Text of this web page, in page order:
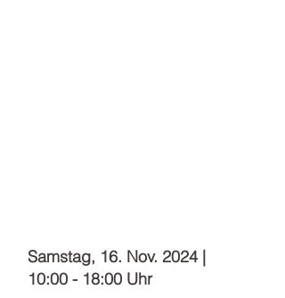
Samstag, 16. Nov. 2024 |
10:00 - 18:00 Uhr